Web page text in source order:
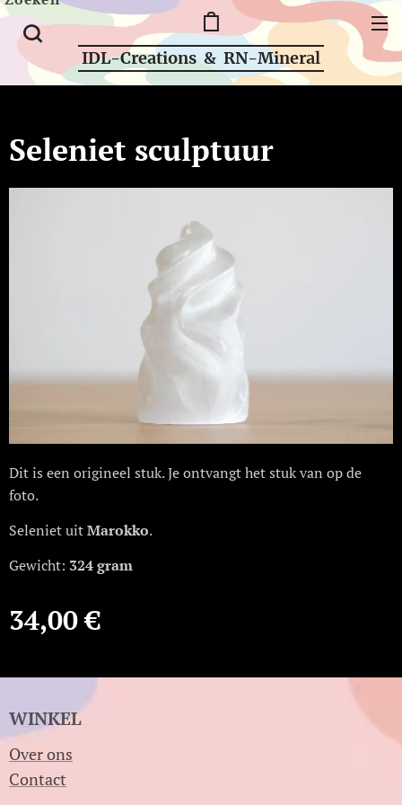
IDL-Creations & RN-Mineral
Seleniet sculptuur
Dit is een origineel stuk. Je ontvangt het stuk van op de
foto.
Seleniet uitMarokko.
Gewicht: 324 gram
34,00€
WINKEL
Over ons
Contact